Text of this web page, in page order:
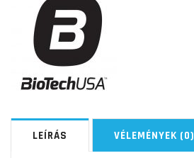
LEÍRÁS VÉLEMÉNYEK (0)